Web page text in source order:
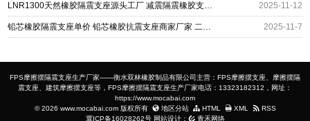
LNR1300天然橡胶隔震支座源头工厂 减震隔震橡胶支座厂家 建筑二型隔震支座 2025-11-12
铅芯橡胶隔震支座单价 铅芯橡胶抗震支座商家厂家 二型隔震支座源头工厂 2025-11-7
FPS摩擦摆隔震支座生产厂家——衡水双林橡胶制品有限公司主营：FPS摩擦摆支座、摩擦摆隔
震支座、建筑摩擦摆支座等，FPS摩擦摆隔震支座生产厂家电话：13323182312，网址：
https://www.mocabai.com
© 2026 www.mocabai.com 版权所有
地区分站 HTML XML
RSS
冀ICP备16028262号网站设计： 青禾网络